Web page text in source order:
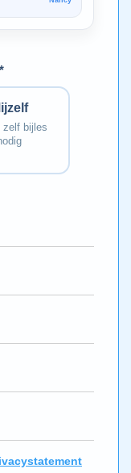
zelf bijles